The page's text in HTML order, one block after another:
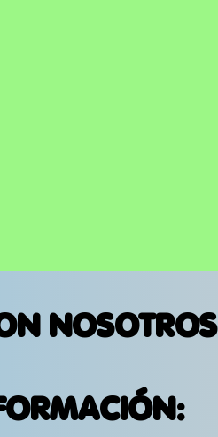
NOSOTROS